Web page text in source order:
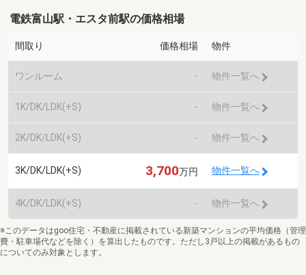
電鉄富山駅・エスタ前駅の価格相場
間取り 価格相場 物件
ワンルーム - 物件一覧へ
1K/DK/LDK(+S) - 物件一覧へ
2K/DK/LDK(+S) - 物件一覧へ
3K/DK/LDK(+S) 3,700万円 物件一覧へ
4K/DK/LDK(+S) - 物件一覧へ
※このデータはgoo住宅・不動産に掲載されている新築マンションの平均価格（管理
費・駐車場代などを除く）を算出したものです。ただし3戸以上の掲載があるもの
についてのみ対象とします。